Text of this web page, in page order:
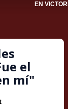
EN
el
mí"